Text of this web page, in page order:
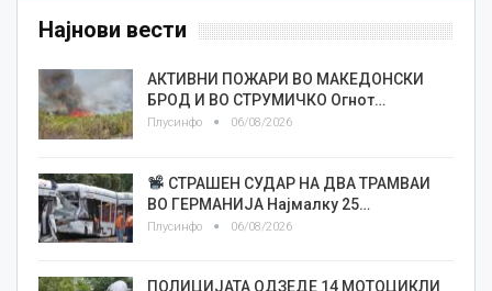
Најнови вести
АКТИВНИ ПОЖАРИ ВО МАКЕДОНСКИ
БРОД И ВО СТРУМИЧКО Огнот…
Плусинфо 06/08/2026
СТРАШЕН СУДАР НА ДВА ТРАМВАИ
ВО ГЕРМАНИЈА Најмалку 25…
Плусинфо 06/08/2026
ПОЛИЦИЈАТА ОДЗЕДЕ 14 МОТОЦИКЛИ